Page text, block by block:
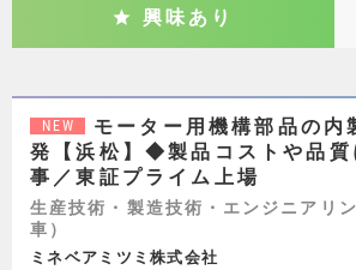
興味あり
NEW
モーター用機構部品の内
発【浜松】◆製品コストや品質
事／東証プライム上場
生産技術・製造技術・エンジニアリ
車）
ミネベアミツミ株式会社